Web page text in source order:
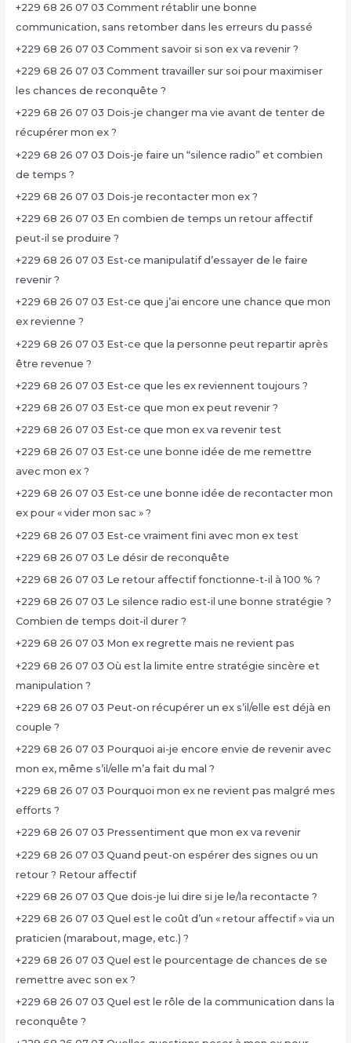
+229 68 26 07 03 Comment rétablir une bonne
communication, sans retomber dans les erreurs du passé
+229 68 26 07 03 Comment savoir si son ex va revenir ?
+229 68 26 07 03 Comment travailler sur soi pour maximiser
les chances de reconquête ?
+229 68 26 07 03 Dois-je changer ma vie avant de tenter de
récupérer mon ex ?
+229 68 26 07 03 Dois-je faire un “silence radio” et combien
de temps ?
+229 68 26 07 03 Dois-je recontacter mon ex ?
+229 68 26 07 03 En combien de temps un retour affectif
peut-il se produire ?
+229 68 26 07 03 Est-ce manipulatif d’essayer de le faire
revenir ?
+229 68 26 07 03 Est-ce que j’ai encore une chance que mon
ex revienne ?
+229 68 26 07 03 Est-ce que la personne peut repartir après
être revenue ?
+229 68 26 07 03 Est-ce que les ex reviennent toujours ?
+229 68 26 07 03 Est-ce que mon ex peut revenir ?
+229 68 26 07 03 Est-ce que mon ex va revenir test
+229 68 26 07 03 Est-ce une bonne idée de me remettre
avec mon ex ?
+229 68 26 07 03 Est-ce une bonne idée de recontacter mon
ex pour « vider mon sac » ?
+229 68 26 07 03 Est-ce vraiment fini avec mon ex test
+229 68 26 07 03 Le désir de reconquête
+229 68 26 07 03 Le retour affectif fonctionne-t-il à 100 % ?
+229 68 26 07 03 Le silence radio est-il une bonne stratégie ?
Combien de temps doit-il durer ?
+229 68 26 07 03 Mon ex regrette mais ne revient pas
+229 68 26 07 03 Où est la limite entre stratégie sincère et
manipulation ?
+229 68 26 07 03 Peut-on récupérer un ex s’il/elle est déjà en
couple ?
+229 68 26 07 03 Pourquoi ai-je encore envie de revenir avec
mon ex, même s’il/elle m’a fait du mal ?
+229 68 26 07 03 Pourquoi mon ex ne revient pas malgré mes
efforts ?
+229 68 26 07 03 Pressentiment que mon ex va revenir
+229 68 26 07 03 Quand peut-on espérer des signes ou un
retour ? Retour affectif
+229 68 26 07 03 Que dois-je lui dire si je le/la recontacte ?
+229 68 26 07 03 Quel est le coût d’un « retour affectif » via un
praticien (marabout, mage, etc.) ?
+229 68 26 07 03 Quel est le pourcentage de chances de se
remettre avec son ex ?
+229 68 26 07 03 Quel est le rôle de la communication dans la
reconquête ?